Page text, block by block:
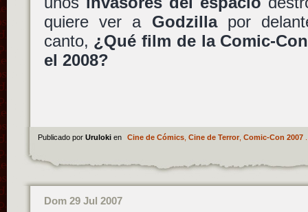
quiere ver a Godzillapor
canto, ¿Qué film de la Comic-
el 2008?
Publicado por Uruloki en Cine de Cómics, Cine de Terror, Comic-Con 2007.
Dom 29 Jul 2007